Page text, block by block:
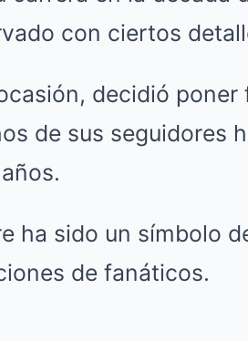
con ciertos
decidió
de sus seguidores
ha sido un símbolo
de fanáticos.